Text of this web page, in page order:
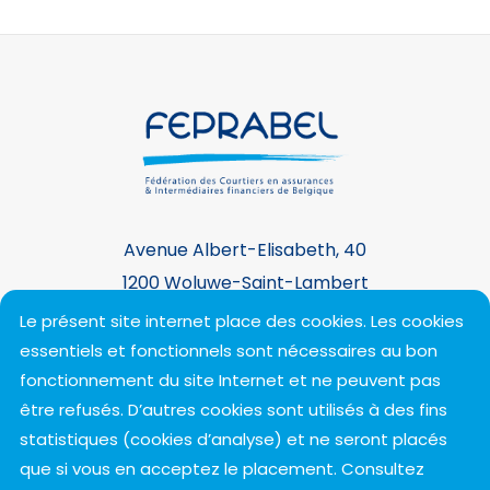
ce que prévoit l’Union européenne), ce qui
cette directive a été récemment déposé à la
Chambre des représentants. En complément
de la transposition, il vise également à créer un
uniforme entre les crédits à la consommation
certains aspects de leurs cadres juridiques
respectifs.Suivant le projet de texte déposé, la
nouvelle législation entrera en vigueur, pour
l’essentiel, le 20 novembre prochain.Feprabel
suit le dossier et ne manquera pas de vous
informer en temps utile.
Avenue Albert-Elisabeth, 40
1200 Woluwe-Saint-Lambert
+32 2 743 25 60 -contact@feprabel.be
Suivez-nous !
Le présent site internet place des cookies. Les cookies
essentiels et fonctionnels sont nécessaires au bon
fonctionnement du site Internet et ne peuvent pas
être refusés. D’autres cookies sont utilisés à des fins
statistiques (cookies d’analyse) et ne seront placés
que si vous en acceptez le placement. Consultez